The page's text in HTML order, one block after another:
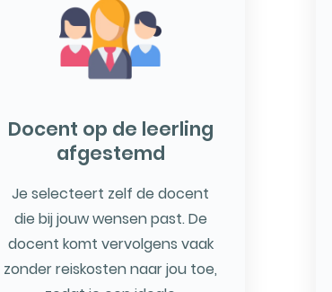
Docent op de leerling
afgestemd
Je selecteert zelf de docent
die bij jouw wensen past. De
docent komt vervolgens vaak
zonder reiskosten naar jou toe,